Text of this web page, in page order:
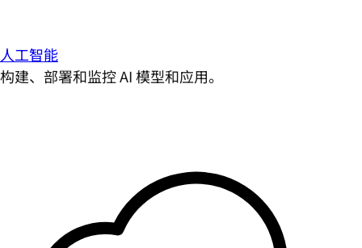
人工智能
构建、部署和监控 AI 模型和应用。